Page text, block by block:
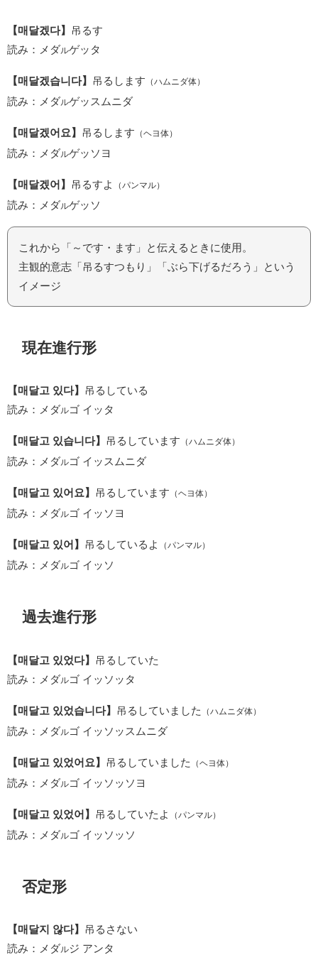
【매달겠다】 吊るす
読み：メダルゲッタ
【매달겠습니다】 吊るします （ハムニダ体）
読み：メダルゲッスムニダ
【매달겠어요】 吊るします （ヘヨ体）
読み：メダルゲッソヨ
【매달겠어】 吊るすよ （パンマル）
読み：メダルゲッソ
これから「～です・ます」と伝えるときに使用。
主観的意志「吊るすつもり」「ぶら下げるだろう」という
イメージ
現在進行形
【매달고 있다】 吊るしている
読み：メダルゴ イッタ
【매달고 있습니다】 吊るしています （ハムニダ体）
読み：メダルゴ イッスムニダ
【매달고 있어요】 吊るしています （ヘヨ体）
読み：メダルゴ イッソヨ
【매달고 있어】 吊るしているよ （パンマル）
読み：メダルゴ イッソ
過去進行形
【매달고 있었다】 吊るしていた
読み：メダルゴ イッソッタ
【매달고 있었습니다】 吊るしていました （ハムニダ体）
読み：メダルゴ イッソッスムニダ
【매달고 있었어요】 吊るしていました （ヘヨ体）
読み：メダルゴ イッソッソヨ
【매달고 있었어】 吊るしていたよ （パンマル）
読み：メダルゴ イッソッソ
否定形
【매달지 않다】 吊るさない
読み：メダルジ アンタ